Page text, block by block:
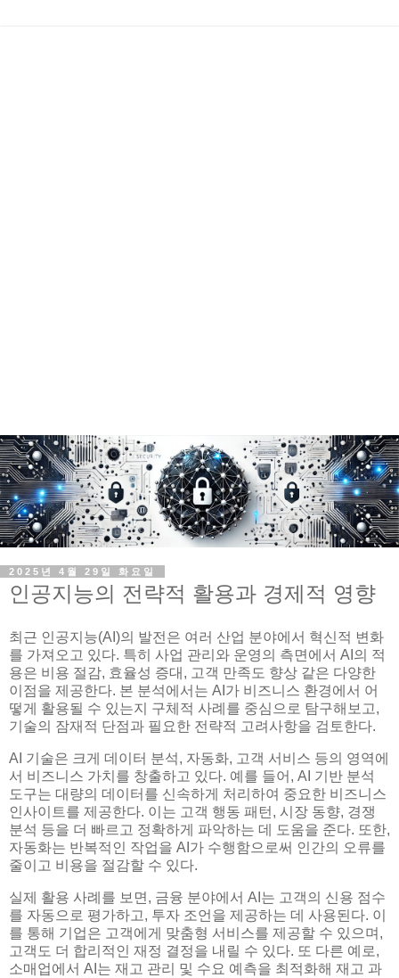
2025년 4월 29일 화요일
인공지능의 전략적 활용과 경제적 영향
최근 인공지능(AI)의 발전은 여러 산업 분야에서 혁신적 변화
를 가져오고 있다. 특히 사업 관리와 운영의 측면에서 AI의 적
용은 비용 절감, 효율성 증대, 고객 만족도 향상 같은 다양한
이점을 제공한다. 본 분석에서는 AI가 비즈니스 환경에서 어
떻게 활용될 수 있는지 구체적 사례를 중심으로 탐구해보고,
기술의 잠재적 단점과 필요한 전략적 고려사항을 검토한다.
AI 기술은 크게 데이터 분석, 자동화, 고객 서비스 등의 영역에
서 비즈니스 가치를 창출하고 있다. 예를 들어, AI 기반 분석
도구는 대량의 데이터를 신속하게 처리하여 중요한 비즈니스
인사이트를 제공한다. 이는 고객 행동 패턴, 시장 동향, 경쟁
분석 등을 더 빠르고 정확하게 파악하는 데 도움을 준다. 또한,
자동화는 반복적인 작업을 AI가 수행함으로써 인간의 오류를
줄이고 비용을 절감할 수 있다.
실제 활용 사례를 보면, 금융 분야에서 AI는 고객의 신용 점수
를 자동으로 평가하고, 투자 조언을 제공하는 데 사용된다. 이
를 통해 기업은 고객에게 맞춤형 서비스를 제공할 수 있으며,
고객도 더 합리적인 재정 결정을 내릴 수 있다. 또 다른 예로,
소매업에서 AI는 재고 관리 및 수요 예측을 최적화해 재고 과